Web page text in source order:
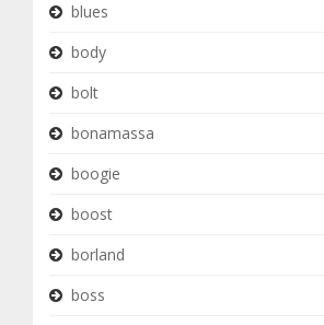
blues
body
bolt
bonamassa
boogie
boost
borland
boss